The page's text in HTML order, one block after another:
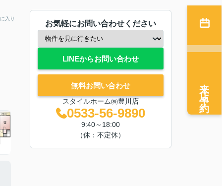
入り
お気軽にお問い合わせください
LINEからお問い合わせ
無料お問い合わせ
スタイルホーム㈱豊川店
0533-56-9890
9:40～18:00
（休：不定休）
来店予約